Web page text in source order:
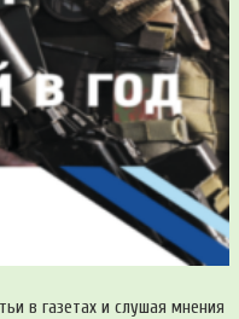
в газетах и слушая мнения